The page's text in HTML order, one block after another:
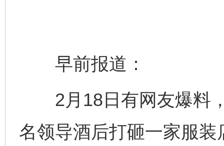
早前报道：
2月18日有网友爆料，
名领导酒后打砸一家服